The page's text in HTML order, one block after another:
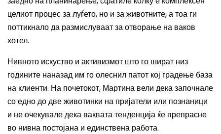
целиот процес за луѓето, но и за животните, а тоа ги
поттикнало да размислуваат за отворање на ваков
хотел.
Нивното искуство и активизмот што го шират низ
годините наназад им го олеснил патот кој градење база
на клиенти. На почетокот, Мартина вели дека започнале
со едно до две животинки на пријатели или познаници
и не очекувале дека ваквата тенденција ќе препрасне
во нивна постојана и единствена работа.